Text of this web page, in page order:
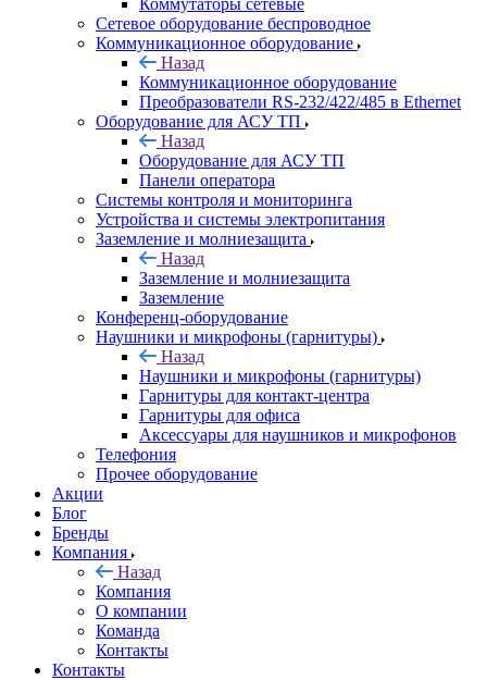
Коммутаторы сетевые
Сетевое оборудование беспроводное
Коммуникационное оборудование
Назад
Коммуникационное оборудование
Преобразователи RS-232/422/485 в Ethernet
Оборудование для АСУ ТП
Назад
Оборудование для АСУ ТП
Панели оператора
Системы контроля и мониторинга
Устройства и системы электропитания
Заземление и молниезащита
Назад
Заземление и молниезащита
Заземление
Конференц-оборудование
Наушники и микрофоны (гарнитуры)
Назад
Наушники и микрофоны (гарнитуры)
Гарнитуры для контакт-центра
Гарнитуры для офиса
Аксессуары для наушников и микрофонов
Телефония
Прочее оборудование
Акции
Блог
Бренды
Компания
Назад
Компания
О компании
Команда
Контакты
Контакты